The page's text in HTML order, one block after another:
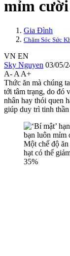
mỉm
Gia Đình
Chăm Sóc Sức
VN EN
Sky Nguyen 03/05/
A- A A+
Thức ăn mà chúng
tới tâm trạng, do đó
nhân hay thói quen
giúp duy trì tinh thần
Một chế độ
hạt có thể
35%